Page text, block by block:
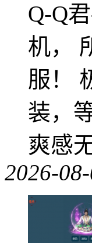
Q-Q
机，
服！
装，
爽感
2026-